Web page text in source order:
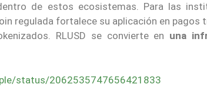
de estos ecosistemas. Para las
regulada fortalece su aplicación en
RLUSD se convierte en una
status/2062535747656421833